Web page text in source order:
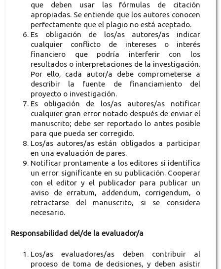
que deben usar las fórmulas de citación
apropiadas. Se entiende que los autores conocen
perfectamente que el plagio no está aceptado.
Es obligación de los/as autores/as indicar
cualquier conflicto de intereses o interés
financiero que podría interferir con los
resultados o interpretaciones de la investigación.
Por ello, cada autor/a debe comprometerse a
describir la fuente de financiamiento del
proyecto o investigación.
Es obligación de los/as autores/as notificar
cualquier gran error notado después de enviar el
manuscrito; debe ser reportado lo antes posible
para que pueda ser corregido.
Los/as autores/as están obligados a participar
en una evaluación de pares.
Notificar prontamente a los editores si identifica
un error significante en su publicación. Cooperar
con el editor y el publicador para publicar un
aviso de erratum, addendum, corrigendum, o
retractarse del manuscrito, si se considera
necesario.
Responsabilidad del/de la evaluador/a
Los/as evaluadores/as deben contribuir al
proceso de toma de decisiones, y deben asistir